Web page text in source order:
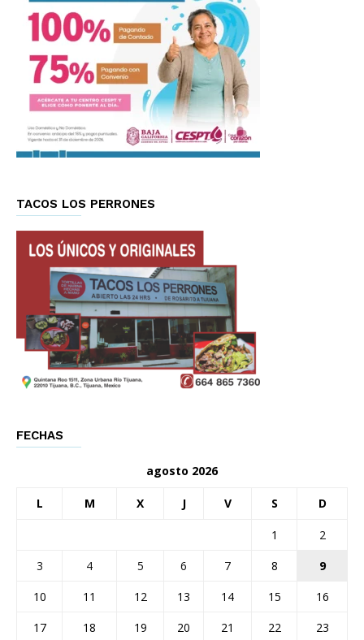
TACOS LOS PERRONES
FECHAS
agosto 2026
L M X J V S D
1
2
3
4 5 6 7 8
9
10
11 12 13 14 15
16
17
18 19 20 21 22
23